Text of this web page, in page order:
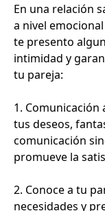
En una relación
a nivel
te presento
intimidad y
tu pareja:
1.
tus deseos,
comunicación
promueve la
2. Conoce a tu
necesidades y